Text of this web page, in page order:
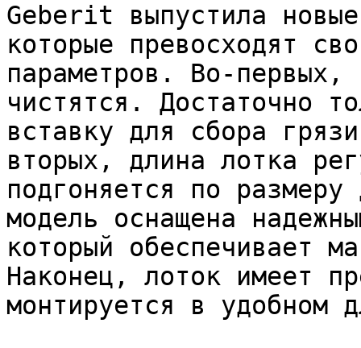
Geberit выпустила
которые превосходят
параметров. Во-первых,
чистятся. Достаточно
вставку для сбора
вторых, длина лотка
подгоняется по
модель оснащена
который обеспечивает
Наконец, лоток имеет
монтируется в удобном